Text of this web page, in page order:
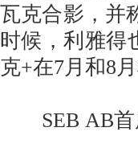
瓦克合影，并
时候，利雅得
克+在7月和8
SEB AB首